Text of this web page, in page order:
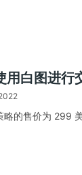
用白图进行
略的售价为 299